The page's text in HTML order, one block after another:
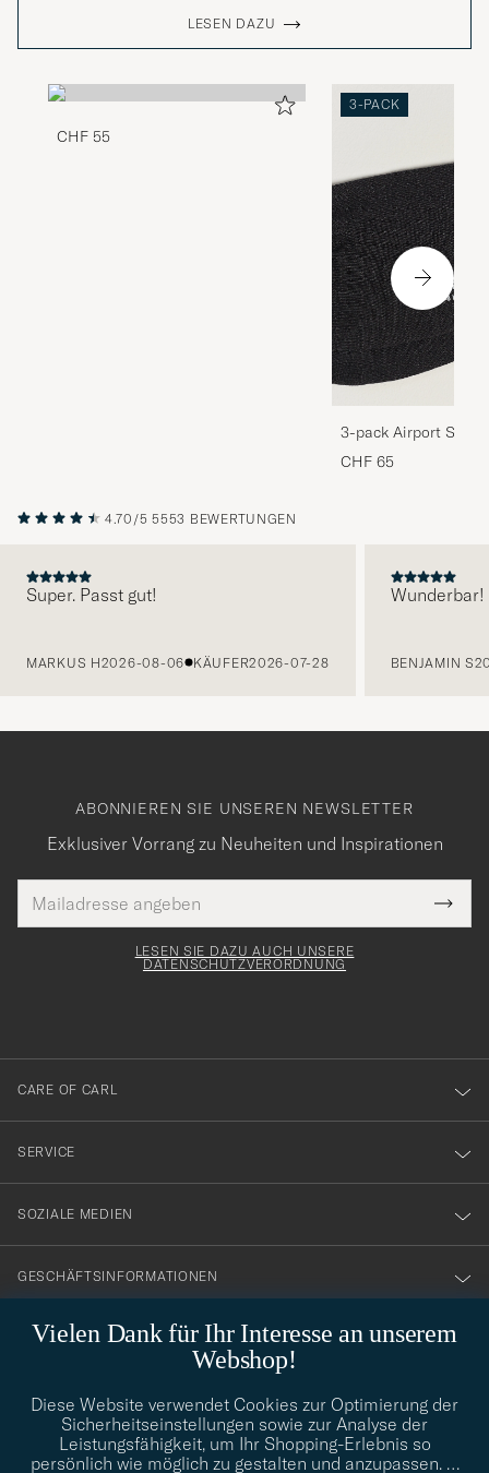
LESEN DAZU
CHF 55
3-PACK
3-pack Airport
Melange
CHF 65
4.70/5 5553 BEWERTUNGEN
Super. Passt gut!
MARKUS H2026-08-06 KÄUFER2026-07-28
Wunderbar!
BENJAMIN S
Vielen Dank für Ihr Interesse an unserem
Webshop!
Diese Website verwendet Cookies zur Optimierung der
Sicherheitseinstellungen sowie zur Analyse der
Leistungsfähigkeit, um Ihr Shopping-Erlebnis so
persönlich wie möglich zu gestalten und anzupassen. …
ABONNIEREN SIE UNSEREN NEWSLETTER
Exklusiver Vorrang zu Neuheiten und Inspirationen
Mail
Adresse
Tack
för
dig
till
vårt
nyhetsbrev!
LESEN SIE DAZU AUCH UNSERE
DATENSCHUTZVERORDNUNG
CARE OF CARL
SERVICE
SOZIALE MEDIEN
GESCHÄFTSINFORMATIONEN
info@careofcarl.de
Benötigen Sie Hilfe bei der Suche nach Ihrem persönlichen Stil?
Wenden Sie sich an uns, wir helfen Ihnen gerne weiter!
STILBERATUNG